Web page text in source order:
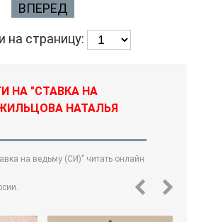
ВПЕРЕД
на страницу:
НА "СТАВКА НА
НАТАЛЬЯ
на ведьму (СИ)" читать онлайн